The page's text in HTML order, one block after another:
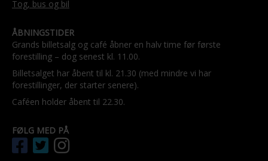
Tog, bus og bil
ÅBNINGSTIDER
Grands billetsalg og café åbner en halv time før første
forestilling – dog senest kl. 11.00.
Billetsalget har åbent til kl. 21.30 (med mindre vi har
forestillinger, der starter senere).
Caféen holder åbent til 22.30.
FØLG MED PÅ